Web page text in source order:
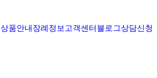
상품안내 장례정보 고객센터 블로그상담신청